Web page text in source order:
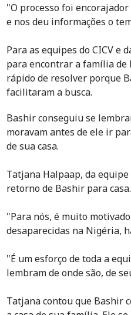
"O processo foi
e nos deu informações o
Para as equipes do CICV e
para encontrar a família
rápido de resolver porque
facilitaram a busca.
Bashir conseguiu se
moravam antes de ele ir
de sua casa.
Tatjana Halpaap, da
retorno de Bashir para casa.
"Para nós, é muito
desaparecidas na Nigéria,
"É um esforço de toda a
lembram de onde são, de
Tatjana contou que Bashir